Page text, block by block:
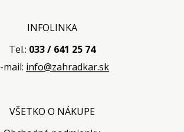
INFOLINKA
Tel.: 033 / 641 25 74
mail: info@zahradkar.sk
VŠETKO O NÁKUPE